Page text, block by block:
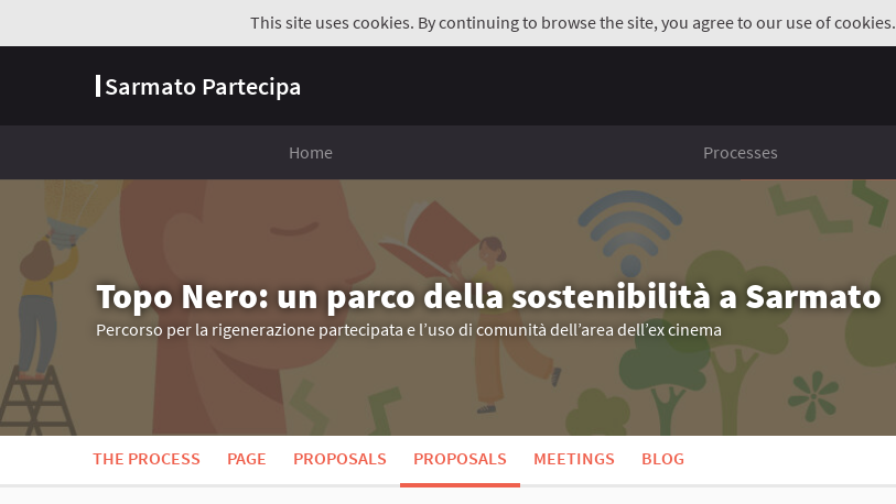
This site uses cookies. By continuing to browse the site, you agree to our use of cookies.
Sarmato Partecipa
Home Processes
Topo Nero: un parco della sostenibilità a Sarmato
Percorso per la rigenerazione partecipata e l’uso di comunità dell’area dell’ex cinema
THE PROCESS PAGE PROPOSALS PROPOSALS MEETINGS BLOG